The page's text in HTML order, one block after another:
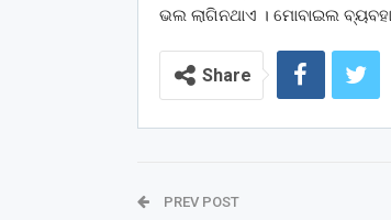
ଭଲ ଲାଗିନଥାଏ । ମୋବାଇଲ
Share
PREV POST